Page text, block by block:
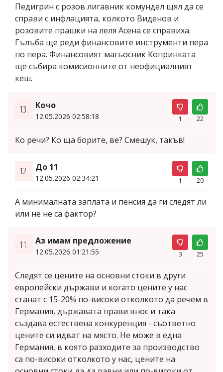
Педигрин с розов лигавник комундел щял да се
справи с инфлацията, колкото Виденов и
розовите прашки на леля Асена се справиха.
Гълъба ще реди финансовите инструменти пера
по пера. Финансовият магьосник Копринката
ще събира комисионните от неофициалният
кеш.
13. Кочо
12.05.2026 02:58:18 1 22
Ко речи? Ко ща борите, ве? Смешук, такъв!
12. До 11
12.05.2026 02:34:21 1 20
А минималната заплата и пенсия да ги следят ли
или не не са фактор?
11. Аз имам предложение
12.05.2026 01:21:55 3 25
Следят се цените на основни стоки в други
европейски държави и когато цените у нас
станат с 15-20% по-високи отколкото да речем в
Германия, държавата прави внос и така
създава естествена конкуренция - съответно
цените си идват на място. Не може в една
Германия, в която разходите за производство
са по-високи отколкото у нас, цените на